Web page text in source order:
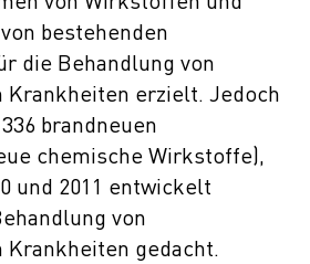
bestehenden
die Behandlung von
Krankheiten erzielt. Jedoch
brandneuen
chemische Wirkstoffe),
und 2011 entwickelt
von
Krankheiten gedacht.